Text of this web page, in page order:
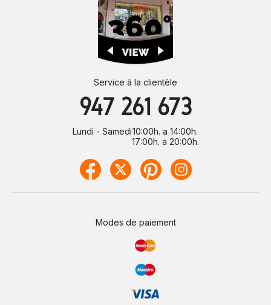
Service à la clientèle
947 261 673
Lundi - Samedi10:00h. a 14:00h.
17:00h. a 20:00h.
Modes de paiement